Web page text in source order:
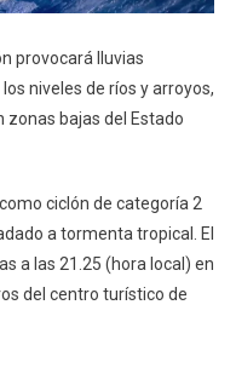
provocará lluvias
niveles de ríos y arroyos,
bajas del Estado
ciclón de categoría 2
a tormenta tropical. El
a las 21.25 (hora local) en
del centro turístico de